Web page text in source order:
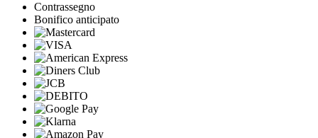
Contrassegno
Bonifico anticipato